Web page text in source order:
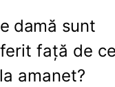
damă sunt
față de
amanet?